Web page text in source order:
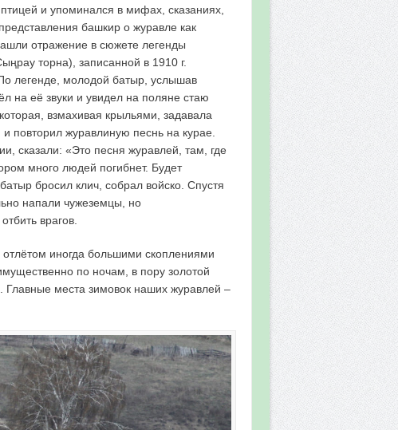
и упоминался в мифах, сказаниях,
башкир о журавле как
отражение в сюжете легенды
торна), записанной в 1910 г.
легенде, молодой батыр, услышав
её звуки и увидел на поляне стаю
взмахивая крыльями, задавала
повторил журавлиную песнь на курае.
сказали: «Это песня журавлей, там, где
много людей погибнет. Будет
бросил клич, собрал войско. Спустя
напали чужеземцы, но
врагов.
иногда большими скоплениями
по ночам, в пору золотой
места зимовок наших журавлей –